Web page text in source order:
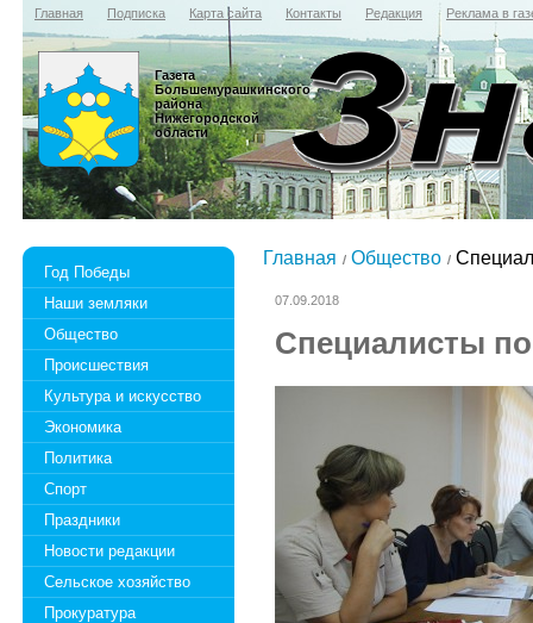
Главная Подписка Карта сайта Контакты Редакция Реклама в
Газета
Большемурашкинского
района
Нижегородской
области
Год Победы
Наши земляки
Общество
Происшествия
Культура и искусство
Экономика
Политика
Спорт
Праздники
Новости редакции
Сельское хозяйство
Прокуратура
Главная Общество
07.09.2018
Специалисты